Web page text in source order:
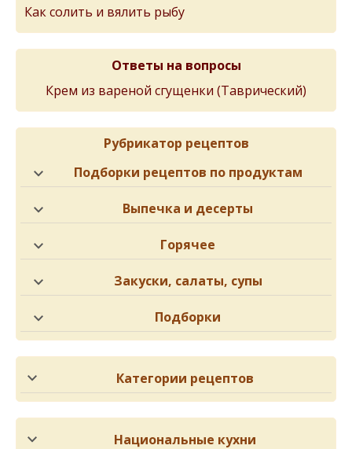
Как солить и вялить рыбу
Ответы на вопросы
Крем из вареной сгущенки (Таврический)
Рубрикатор рецептов
Подборки рецептов по продуктам
Выпечка и десерты
Горячее
Закуски, салаты, супы
Подборки
Категории рецептов
Национальные кухни